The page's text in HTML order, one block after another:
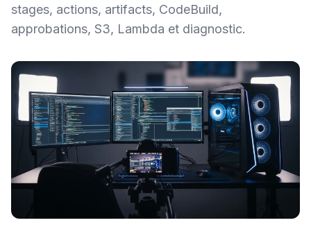
stages, actions, artifacts, CodeBuild,
approbations, S3, Lambda et diagnostic.